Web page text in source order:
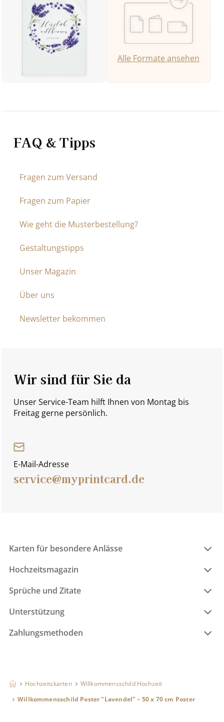
Alle Formate ansehen
FAQ & Tipps
Fragen zum Versand
Fragen zum Papier
Wie geht die Musterbestellung?
Gestaltungstipps
Unser Magazin
Über uns
Newsletter bekommen
Wir sind für Sie da
Unser Service-Team hilft Ihnen von Montag bis
Freitag gerne persönlich.
E-Mail-Adresse
service@myprintcard.de
Karten für besondere Anlässe
Hochzeitsmagazin
Sprüche und Zitate
Unterstützung
Zahlungsmethoden
Hochzeitskarten
Willkommensschild Hochzeit
Willkommensschild Poster "Lavendel" – 50 x 70 cm Poster